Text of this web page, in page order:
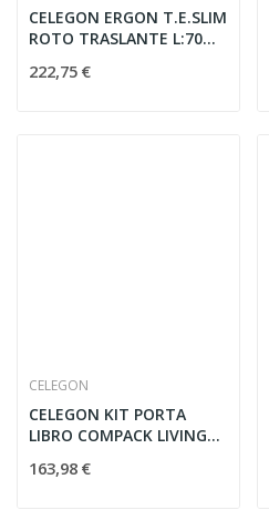
CELEGON ERGON T.E.SLIM
ROTO TRASLANTE L:70
222,75 €
CELEGON
CELEGON KIT PORTA
LIBRO COMPACK LIVING
163,98 €